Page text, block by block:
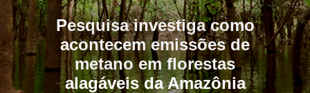
Pesquisa investiga como
acontecem emissões de
metano em florestas
alagáveis da Amazônia